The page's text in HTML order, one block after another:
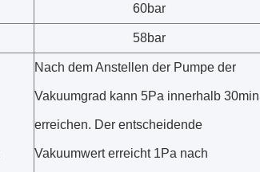
60bar
58bar
Nach dem Anstellen der Pumpe der
Vakuumgrad kann 5Pa innerhalb 30min
erreichen. Der entscheidende
Vakuumwert erreicht 1Pa nach